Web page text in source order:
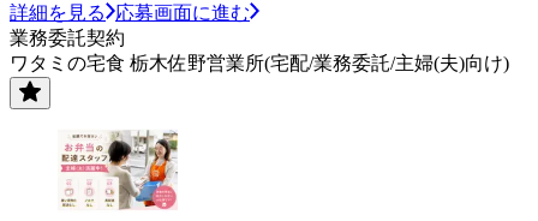
詳細を見る
応募画面に進む
業務委託契約
ワタミの宅食 栃木佐野営業所(宅配/業務委託/主婦(夫)向け)